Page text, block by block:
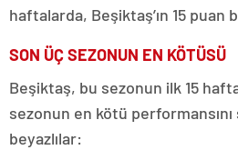
haftalarda, Beşiktaş’ın 15 puan
SON ÜÇ SEZONUN EN KÖTÜSÜ
Beşiktaş, bu sezonun ilk 15
sezonun en kötü
beyazlılar: